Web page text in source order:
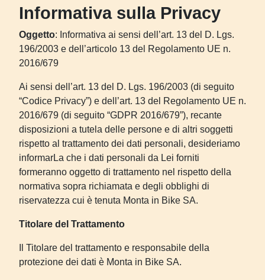
Informativa sulla Privacy
Oggetto: Informativa ai sensi dell’art. 13 del D. Lgs.
196/2003 e dell’articolo 13 del Regolamento UE n.
2016/679
Ai sensi dell’art. 13 del D. Lgs. 196/2003 (di seguito
“Codice Privacy”) e dell’art. 13 del Regolamento UE n.
2016/679 (di seguito “GDPR 2016/679”), recante
disposizioni a tutela delle persone e di altri soggetti
rispetto al trattamento dei dati personali, desideriamo
informarLa che i dati personali da Lei forniti
formeranno oggetto di trattamento nel rispetto della
normativa sopra richiamata e degli obblighi di
riservatezza cui è tenuta Monta in Bike SA.
Titolare del Trattamento
Il Titolare del trattamento e responsabile della
protezione dei dati è Monta in Bike SA.